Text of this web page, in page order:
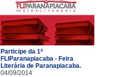
Participe da 1ª
FLIParanapiacaba - Feira
Literária de Paranapiacaba.
04/09/2014